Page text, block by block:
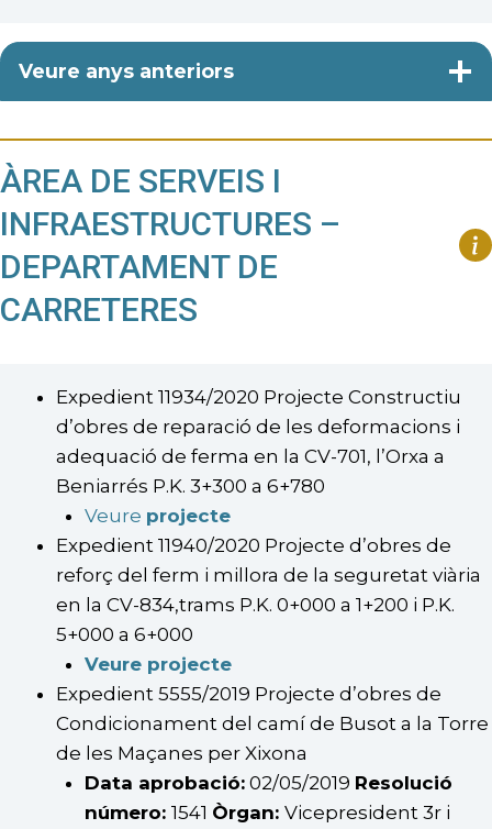
Veure anys anteriors
ÀREA DE SERVEIS I
INFRAESTRUCTURES –
DEPARTAMENT DE
CARRETERES
Expedient 11934/2020 Projecte Constructiu
d’obres de reparació de les deformacions i
adequació de ferma en la CV-701, l’Orxa a
Beniarrés P.K. 3+300 a 6+780
Veure projecte
Expedient 11940/2020 Projecte d’obres de
reforç del ferm i millora de la seguretat viària
en la CV-834,trams P.K. 0+000 a 1+200 i P.K.
5+000 a 6+000
Veure projecte
Expedient 5555/2019 Projecte d’obres de
Condicionament del camí de Busot a la Torre
de les Maçanes per Xixona
Data aprobació:02/05/2019 Resolució
número: 1541 Òrgan: Vicepresident 3r i